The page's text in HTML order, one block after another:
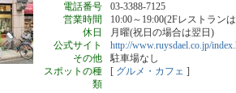
電話番号
03-3388-7125
営業時間
10:00～19:00(2Fレストラン
休日
月曜(祝日の場合は翌日)
公式サイト
http://www.ruysdael.co.jp/
その他
駐車場なし
スポットの種
類
[ グルメ・カフェ ]